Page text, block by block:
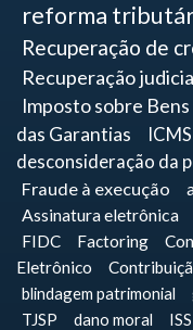
reforma
Recuperação de
Recuperação
Imposto sobre Bens
das Garantias
ICMS
desconsideração da
Fraude à execução
Assinatura eletrônica
FIDC Factoring
Eletrônico
blindagem patrimonial
TJSP
dano moral ISS